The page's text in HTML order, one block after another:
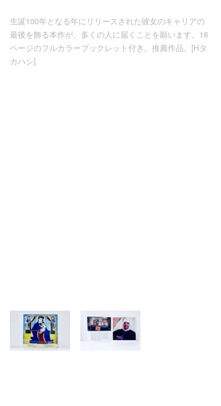
生誕100年となる年にリリースされた彼女のキャリアの
最後を飾る本作が、多くの人に届くことを願います。16
ページのフルカラーブックレット付き。推薦作品。[Hタ
カハシ]